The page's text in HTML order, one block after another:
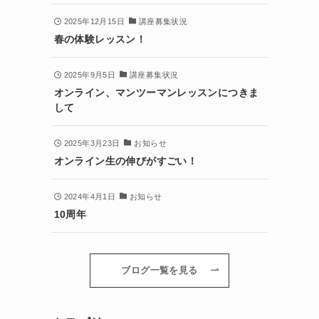
2025年12月15日 講座募集状況
春の体験レッスン！
2025年9月5日 講座募集状況
オンライン、マンツーマンレッスンにつきま
して
2025年3月23日 お知らせ
オンライン生の伸びがすごい！
2024年4月1日 お知らせ
10周年
ブログ一覧を見る